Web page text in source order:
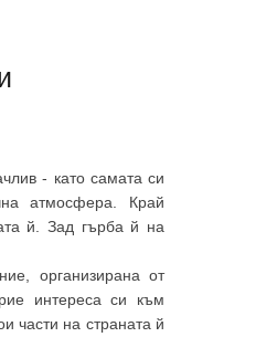
- като самата си
атмосфера. Край
й. Зад гърба й на
организирана от
интереса си към
части на страната й